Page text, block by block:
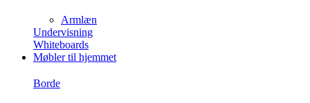
Armlæn
Undervisning
Whiteboards
Møbler til hjemmet
Borde